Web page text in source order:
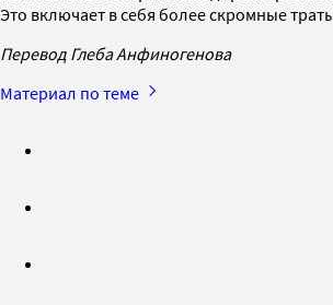
Это включает в себя более скромные
Перевод Глеба Анфиногенова
Материал по теме